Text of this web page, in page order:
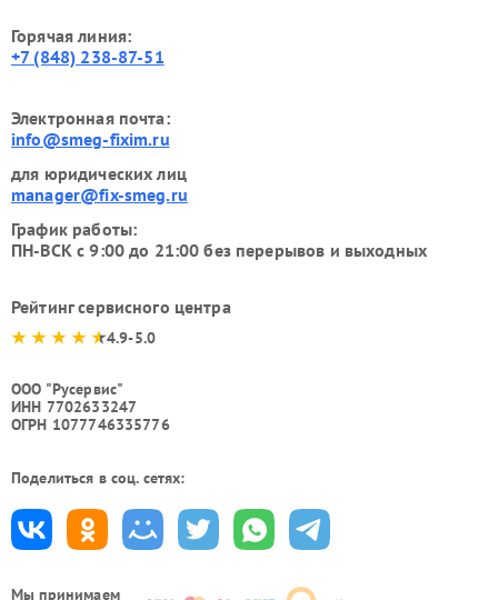
Мы принимаем
Горячая линия:
+7 (848) 238-87-51
Электронная почта:
info@smeg-fixim.ru
для юридических лиц
manager@fix-smeg.ru
График работы:
ПН-ВСК с 9:00 до 21:00 без перерывов и выходных
Рейтинг сервисного центра
4.9-5.0
ООО "Русервис"
ИНН 7702633247
ОГРН 1077746335776
Поделиться в соц. сетях: